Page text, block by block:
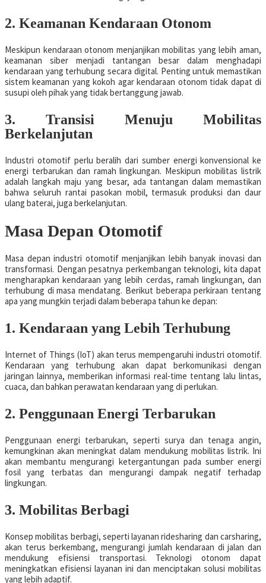
2. Keamanan Kendaraan Otonom
Meskipun kendaraan otonom menjanjikan mobilitas yang lebih aman,
keamanan siber menjadi tantangan besar dalam menghadapi
kendaraan yang terhubung secara digital. Penting untuk memastikan
sistem keamanan yang kokoh agar kendaraan otonom tidak dapat di
susupi oleh pihak yang tidak bertanggung jawab.
3. Transisi Menuju Mobilitas
Berkelanjutan
Industri otomotif perlu beralih dari sumber energi konvensional ke
energi terbarukan dan ramah lingkungan. Meskipun mobilitas listrik
adalah langkah maju yang besar, ada tantangan dalam memastikan
bahwa seluruh rantai pasokan mobil, termasuk produksi dan daur
ulang baterai, juga berkelanjutan.
Masa Depan Otomotif
Masa depan industri otomotif menjanjikan lebih banyak inovasi dan
transformasi. Dengan pesatnya perkembangan teknologi, kita dapat
mengharapkan kendaraan yang lebih cerdas, ramah lingkungan, dan
terhubung di masa mendatang. Berikut beberapa perkiraan tentang
apa yang mungkin terjadi dalam beberapa tahun ke depan:
1. Kendaraan yang Lebih Terhubung
Internet of Things (IoT) akan terus mempengaruhi industri otomotif.
Kendaraan yang terhubung akan dapat berkomunikasi dengan
jaringan lainnya, memberikan informasi real-time tentang lalu lintas,
cuaca, dan bahkan perawatan kendaraan yang di perlukan.
2. Penggunaan Energi Terbarukan
Penggunaan energi terbarukan, seperti surya dan tenaga angin,
kemungkinan akan meningkat dalam mendukung mobilitas listrik. Ini
akan membantu mengurangi ketergantungan pada sumber energi
fosil yang terbatas dan mengurangi dampak negatif terhadap
lingkungan.
3. Mobilitas Berbagi
Konsep mobilitas berbagi, seperti layanan ridesharing dan carsharing,
akan terus berkembang, mengurangi jumlah kendaraan di jalan dan
mendukung efisiensi transportasi. Teknologi otonom dapat
meningkatkan efisiensi layanan ini dan menciptakan solusi mobilitas
yang lebih adaptif.